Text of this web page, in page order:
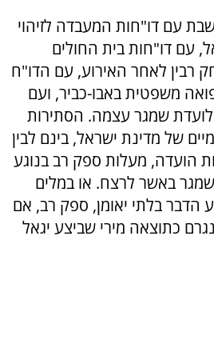
עם דו"חות המעבדה לזיהוי
עם דו"חות בית החולים
רבין לאחר האירוע, עם הדו"ח
משפטית באבו-כביר, ועם
לועדת שמגר עצמה. הסתירות
של מדינת ישראל, בינם לבין
הועדה, מעלות ספק רב בנוגע
באשר לרצח. או במלים
הדבר בלתי יאומן, ספק רב, אם
כתוצאה מירי שביצע יגאל